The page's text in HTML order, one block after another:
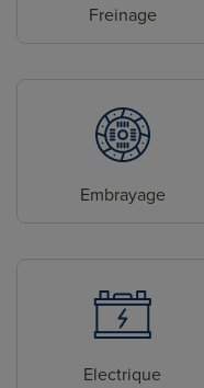
Freinage
Embrayage
Electrique